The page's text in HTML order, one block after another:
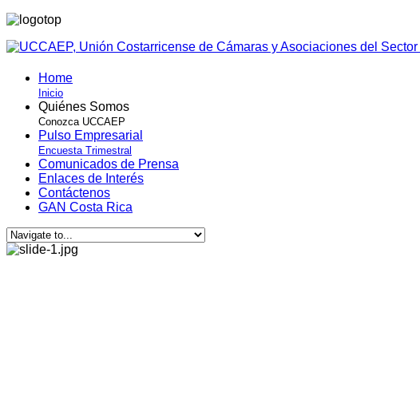
Home
Inicio
Quiénes Somos
Conozca UCCAEP
Pulso Empresarial
Encuesta Trimestral
Comunicados de Prensa
Enlaces de Interés
Contáctenos
GAN Costa Rica